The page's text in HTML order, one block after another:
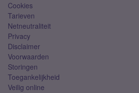
Cookies
Tarieven
Netneutraliteit
Privacy
Disclaimer
Voorwaarden
Storingen
Toegankelijkheid
Veilig online